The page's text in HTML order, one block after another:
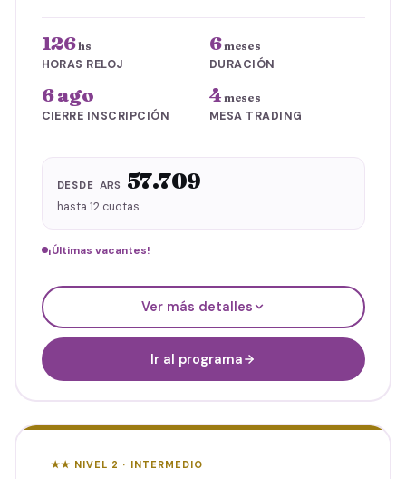
126hs
HORAS RELOJ
6meses
DURACIÓN
6 ago
CIERRE INSCRIPCIÓN
4 meses
MESA TRADING
DESDE ARS 57.709
hasta 12 cuotas
IBUR® · Inversiones Bursátiles
IPRO® · Trading con Operatoria en VIVO
Finanzas para Inversores y Emprendedores
Cripto y Blockchain
BONUS
Clínicas en vivo con Ariel Squeo
Mesa de Trading diaria (4 meses)
ARS57.709 /mes
¡Últimas vacantes!
Ver más detalles
Ir al programa
★★ NIVEL 2 · INTERMEDIO